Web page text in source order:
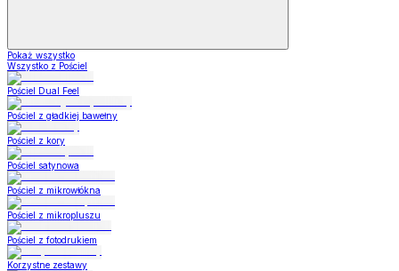
Pokaż wszystko
Wszystko z Pościel
Pościel Dual Feel
Pościel z gładkiej bawełny
Pościel z kory
Pościel satynowa
Pościel z mikrowłókna
Pościel z mikropluszu
Pościel z fotodrukiem
Korzystne zestawy